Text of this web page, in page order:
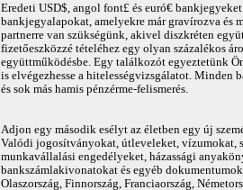
Eredeti USD$, angol font£ és euró€
bankjegyalapokat, amelyekre már gravírozva és
partnerre van szükségünk, akivel diszkréten
fizetőeszközzé tételéhez egy olyan százalékos
együttműködésbe. Egy találkozót egyeztetünk
is elvégezhesse a hitelességvizsgálatot. Minden
és sok más hamis pénzérme-felismerés.
Adjon egy második esélyt az életben egy új
Valódi jogosítványokat, útleveleket, vízumokat,
munkavállalási engedélyeket, házassági
bankszámlakivonatokat és egyéb
Olaszország, Finnország, Franciaország,